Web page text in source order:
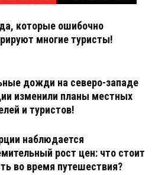
которые ошибочно
многие туристы!
дожди на северо-западе
изменили планы местных
и туристов!
наблюдается
рост цен: что стоит
во время путешествия?